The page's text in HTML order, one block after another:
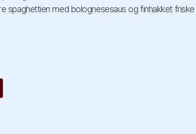
spaghettien med bolognesesaus og finhakket